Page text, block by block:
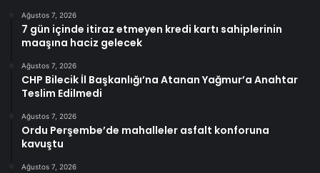
Ağustos 7, 2026
7 gün içinde itiraz etmeyen kredi kartı sahiplerinin
maaşına haciz gelecek
Ağustos 7, 2026
CHP Bilecik İl Başkanlığı’na Atanan Yağmur’a Anahtar
Teslim Edilmedi
Ağustos 7, 2026
Ordu Perşembe’de mahalleler asfalt konforuna
kavuştu
Ağustos 7, 2026